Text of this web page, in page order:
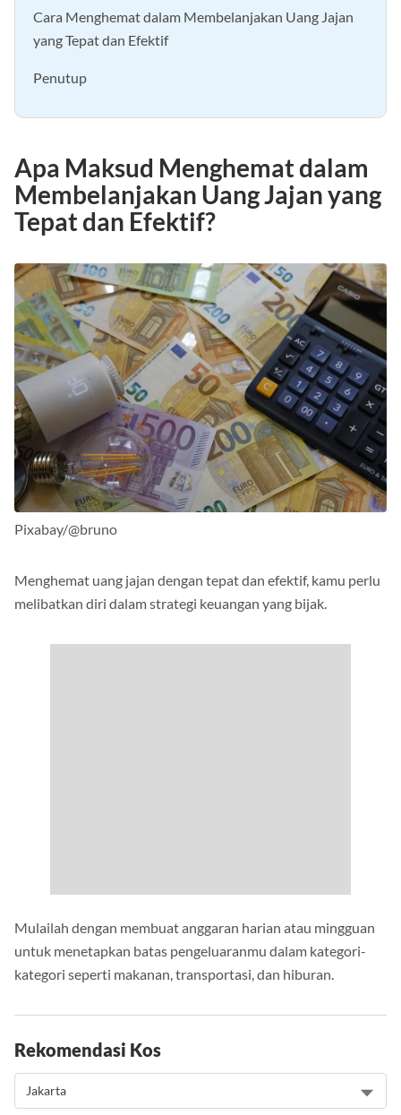
Cara Menghemat dalam Membelanjakan Uang Jajan
yang Tepat dan Efektif
Penutup
Apa Maksud Menghemat dalam
Membelanjakan Uang Jajan yang
Tepat dan Efektif?
Pixabay/@bruno
Menghemat uang jajan dengan tepat dan efektif, kamu perlu
melibatkan diri dalam strategi keuangan yang bijak.
Mulailah dengan membuat anggaran harian atau mingguan
untuk menetapkan batas pengeluaranmu dalam kategori-
kategori seperti makanan, transportasi, dan hiburan.
Rekomendasi Kos